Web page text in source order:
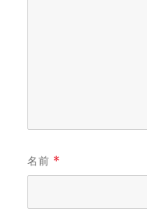
名前 *